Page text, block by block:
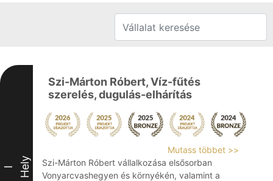
I Hely
Szi-Márton Róbert, Víz-fűtés
szerelés, dugulás-elhárítás
Mutass többet >>
Szi-Márton Róbert vállalkozása elsősorban
Vonyarcvashegyen és környékén, valamint a